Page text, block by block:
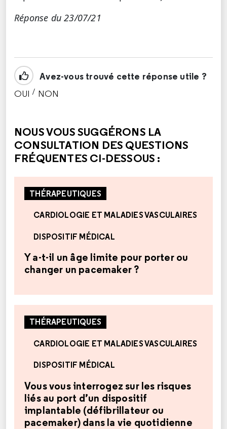
Réponse du 23/07/21
Avez-vous trouvé cette réponse utile ?
OUI / NON
NOUS VOUS SUGGÉRONS LA
CONSULTATION DES QUESTIONS
FRÉQUENTES CI-DESSOUS :
THÉRAPEUTIQUES
CARDIOLOGIE ET MALADIES VASCULAIRES
DISPOSITIF MÉDICAL
Y a-t-il un âge limite pour porter ou
changer un pacemaker ?
THÉRAPEUTIQUES
CARDIOLOGIE ET MALADIES VASCULAIRES
DISPOSITIF MÉDICAL
Vous vous interrogez sur les risques
liés au port d’un dispositif
implantable (défibrillateur ou
pacemaker) dans la vie quotidienne